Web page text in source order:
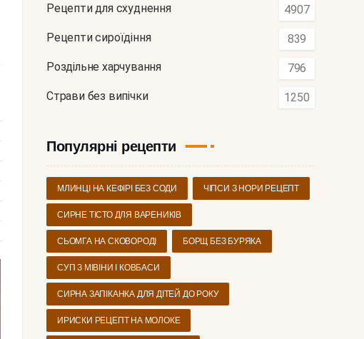
Рецепти для схуднення 4907
Рецепти сироїдіння 839
Роздільне харчування 796
Страви без випічки 1250
Популярні рецепти
МЛИНЦІ НА КЕФІРІ БЕЗ СОДИ ЧІПСИ З НОРИ РЕЦЕПТ
СИРНЕ ТІСТО ДЛЯ ВАРЕНИКІВ
СЬОМГА НА СКОВОРОДІ БОРЩ БЕЗ БУРЯКА
СУП З МІВІНИ І КОВБАСИ
СИРНА ЗАПІКАНКА ДЛЯ ДІТЕЙ ДО РОКУ
ИРИСКИ РЕЦЕПТ НА МОЛОКЕ